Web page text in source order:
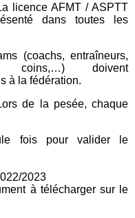
licence AFMT / ASPTT
dans toutes les
(coachs, entraîneurs,
coins,…) doivent
à la fédération.
de la pesée, chaque
fois pour valider le
2023
à télécharger sur le